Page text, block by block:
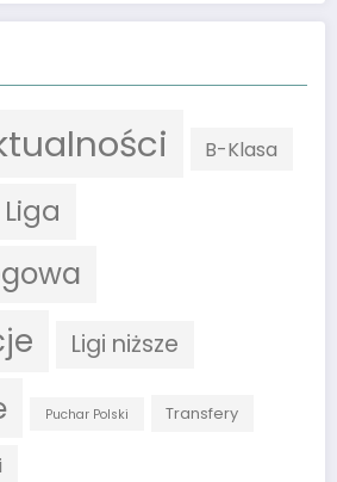
B-Klasa
Liga
Ligi niższe
Puchar Polski Transfery